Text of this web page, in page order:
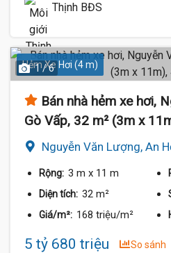
Thịnh BĐS
Hẻm Xe Hơi (4 m)
1 / 6
Bán nhà hẻm xe hơi,
Gò Vấp, 32 m² (3m x
Nguyễn Văn Lượng, An
Rộng: 3 m x 11 m
Diện tích: 32 m²
Giá/m²: 168 triệu/m²
5 tỷ 680 triệu So sánh